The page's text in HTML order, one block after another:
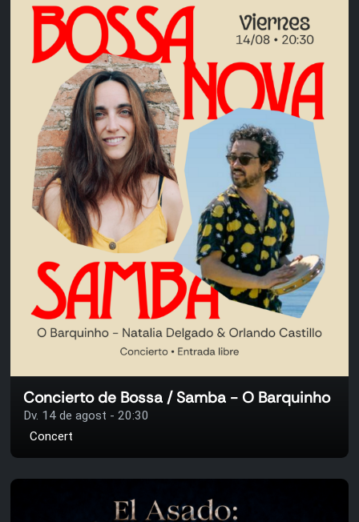
Concierto de Bossa / Samba - O Barquinho
Dv. 14 de agost - 20:30
Concert